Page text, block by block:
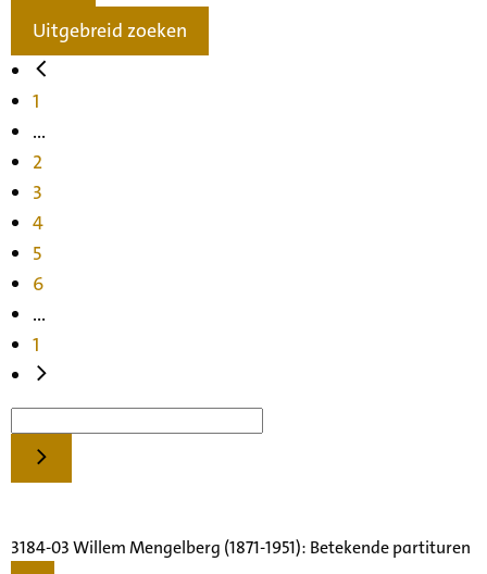
Uitgebreid zoeken
1
...
2
3
4
5
6
...
1
3184-03 Willem Mengelberg (1871-1951): Betekende partituren